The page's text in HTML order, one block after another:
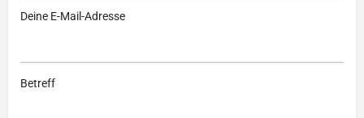
Deine E-Mail-Adresse
Betreff